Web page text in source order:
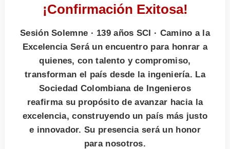
¡Confirmación Exitosa!
Sesión Solemne · 139 años SCI · Camino a la
Excelencia Será un encuentro para honrar a
quienes, con talento y compromiso,
transforman el país desde la ingeniería. La
Sociedad Colombiana de Ingenieros
reafirma su propósito de avanzar hacia la
excelencia, construyendo un país más justo
e innovador. Su presencia será un honor
para nosotros.